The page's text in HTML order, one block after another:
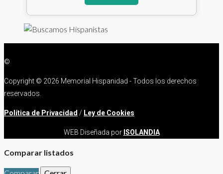
©
Copyright © 2026 Memorial Hispanidad - Todos los derechos
reservados.
Política de Privacidad / Ley de Cookies
WEB Diseñada por ISOLANDIA
Comparar listados